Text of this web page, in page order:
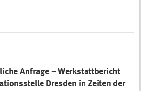
Anfrage – Werkstattbericht
Dresden in Zeiten der